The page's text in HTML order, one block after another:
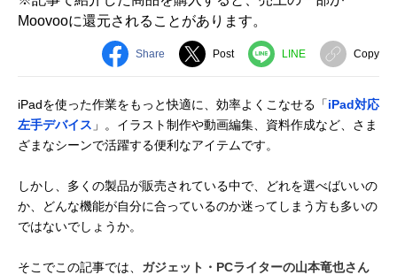
Moovooに還元されることがあります。
Share Post LINE Copy
iPadを使った作業をもっと快適に、効率よくこなせる「iPad対応
左手デバイス 」。イラスト制作や動画編集、資料作成など、さま
ざまなシーンで活躍する便利なアイテムです。
しかし、多くの製品が販売されている中で、どれを選べばいいの
か、どんな機能が自分に合っているのか迷ってしまう方も多いの
ではないでしょうか。
そこでこの記事では、 ガジェット・PCライターの山本竜也さん